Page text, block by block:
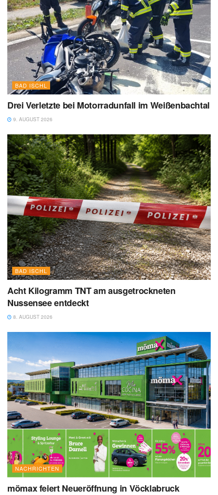
BAD ISCHL
Drei Verletzte bei Motorradunfall im Weißenbachtal
9. AUGUST 2026
BAD ISCHL
Acht Kilogramm TNT am ausgetrockneten
Nussensee entdeckt
8. AUGUST 2026
NACHRICHTEN
mömax feiert Neueröffnung in Vöcklabruck